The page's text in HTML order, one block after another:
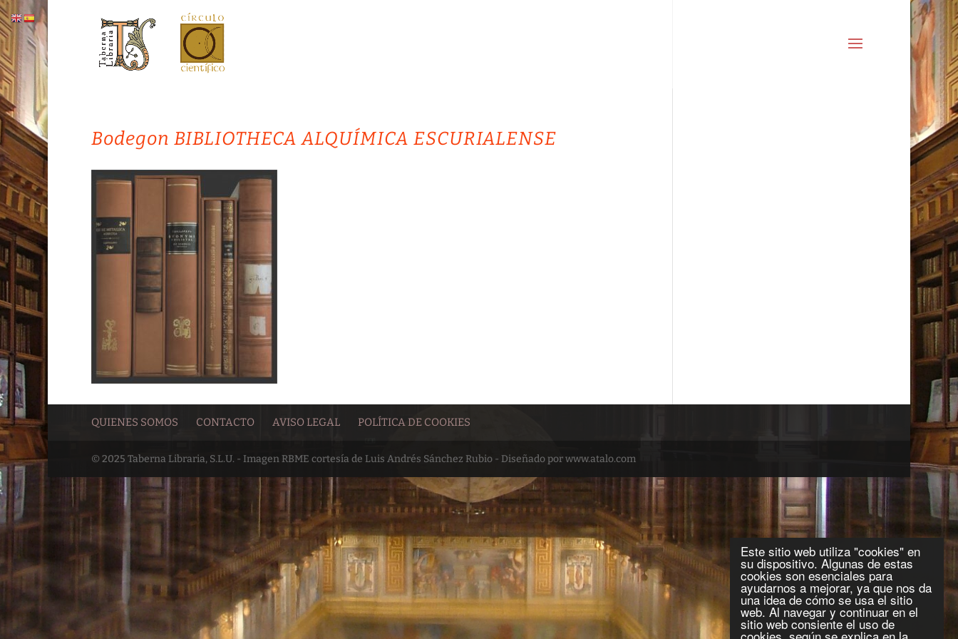
Este sitio web utiliza "cookies" en
su dispositivo. Algunas de estas
cookies son esenciales para
ayudarnos a mejorar, ya que nos da
una idea de cómo se usa el sitio
web. Al navegar y continuar en el
sitio web consiente el uso de
Bodegon BIBLIOTHECA ALQUÍMICA ESCURIALENSE
QUIENES SOMOS CONTACTO AVISO LEGAL POLÍTICA DE COOKIES
© 2025 Taberna Libraria, S.L.U. - Imagen RBME cortesía de Luis Andrés Sánchez Rubio - Diseñado por www.atalo.com